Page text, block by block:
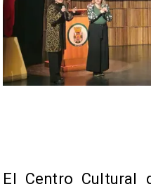
​El Centro Cultural